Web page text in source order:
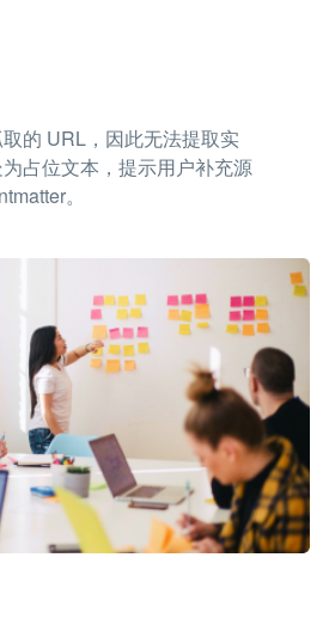
的 URL，因此无法提取实
占位文本，提示用户补充源
。